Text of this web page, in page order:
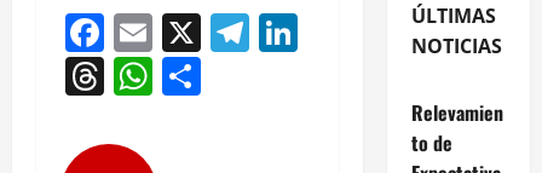
Facebook
Email
X Telegram
LinkedIn
Threads
WhatsApp
ÚLTIMAS
NOTICIAS
Relevamien
to de